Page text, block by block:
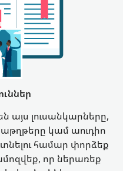
այս լուսանկարները,
կամ աուդիո
համար փորձեք
որ ներառեք